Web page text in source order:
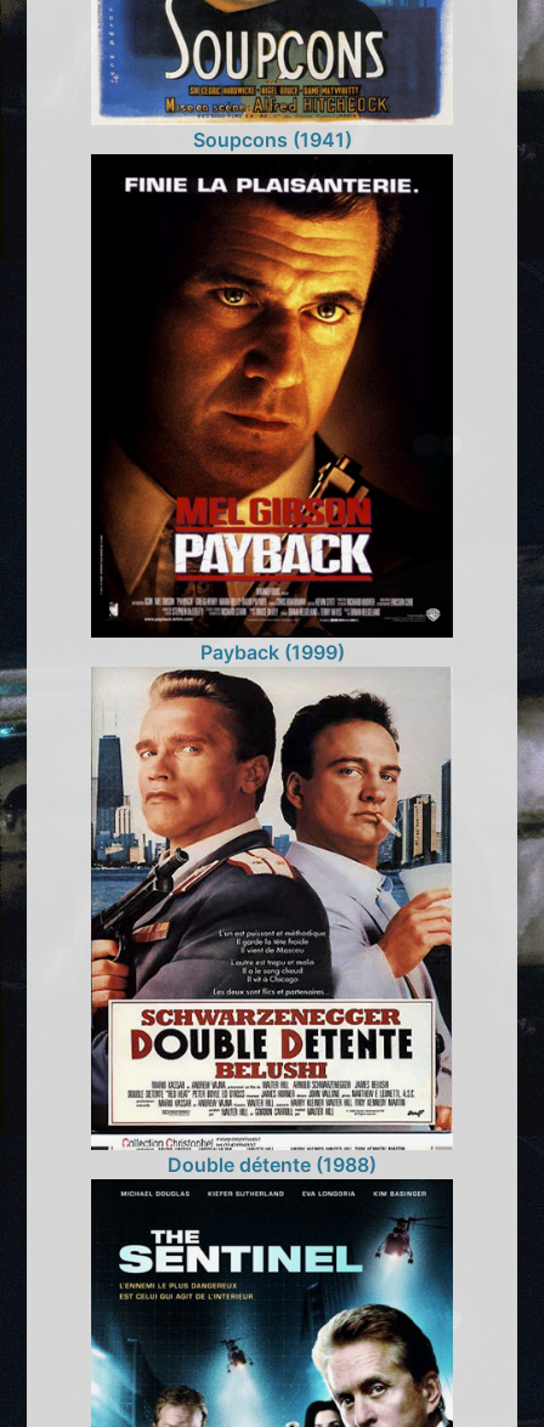
Soupcons (1941)
Payback (1999)
Double détente (1988)